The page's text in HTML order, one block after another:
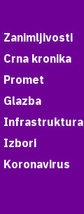
Zanimljivosti
Crna kronika
Promet
Glazba
Infrastruktura
Izbori
Koronavirus